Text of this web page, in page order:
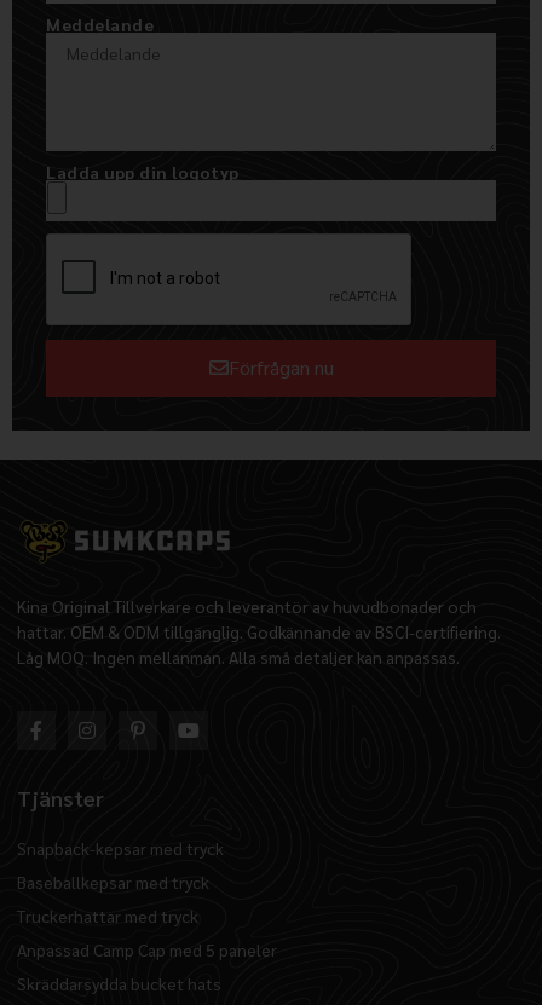
Meddelande
Ladda upp din logotyp
Förfrågan nu
Kina Original Tillverkare och leverantör av huvudbonader och
hattar. OEM & ODM tillgänglig. Godkännande av BSCI-certifiering.
Låg MOQ. Ingen mellanman. Alla små detaljer kan anpassas.
Tjänster
Snapback-kepsar med tryck
Baseballkepsar med tryck
Truckerhattar med tryck
Anpassad Camp Cap med 5 paneler
Skräddarsydda bucket hats